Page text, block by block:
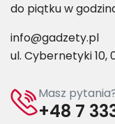
do piątku w
info@gadzety.pl
ul. Cybernetyki
Masz
+48 7